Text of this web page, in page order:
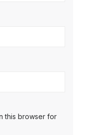
this browser for